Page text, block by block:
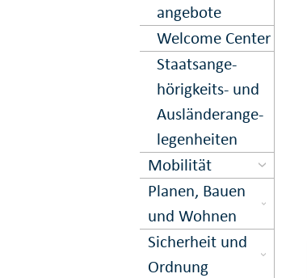
angebote
Welcome Center
Staats­ange­
hörigkeits- und
Aus­länder­an­ge­
le­gen­hei­ten
Mobilität
Planen, Bauen
und Wohnen
Sicher­heit und
Ord­nung